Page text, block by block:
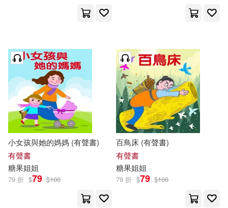
小女孩與她的媽媽 (有聲書)
有聲書
糖果姐姐
79 折 $79 $100
百鳥床 (有聲書)
有聲書
糖果姐姐
79 折 $79 $100